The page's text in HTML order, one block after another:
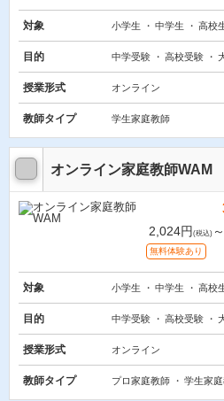
対象 小学生 中学生 高校
目的 中学受験 高校受験
授業形式 オンライン
教師タイプ 学生家庭教師
オンライン家庭教師WAM
2,024円 (税込)
無料体験あり
対象 小学生 中学生 高校
目的 中学受験 高校受験
授業形式 オンライン
教師タイプ プロ家庭教師 学生家